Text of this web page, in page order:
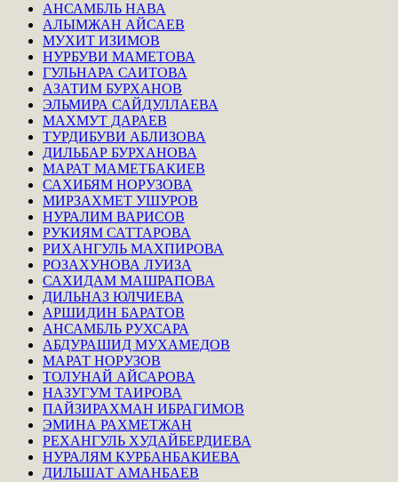
АНСАМБЛЬ НАВА
АЛЫМЖАН АЙСАЕВ
МУХИТ ИЗИМОВ
НУРБУВИ МАМЕТОВА
ГУЛЬНАРА САИТОВА
АЗАТИМ БУРХАНОВ
ЭЛЬМИРА САЙДУЛЛАЕВА
МАХМУТ ДАРАЕВ
ТУРДИБУВИ АБЛИЗОВА
ДИЛЬБАР БУРХАНОВА
МАРАТ МАМЕТБАКИЕВ
САХИБЯМ НОРУЗОВА
МИРЗАХМЕТ УШУРОВ
НУРАЛИМ ВАРИСОВ
РУКИЯМ САТТАРОВА
РИХАНГУЛЬ МАХПИРОВА
РОЗАХУНОВА ЛУИЗА
САХИДАМ МАШРАПОВА
ДИЛЬНАЗ ЮЛЧИЕВА
АРШИДИН БАРАТОВ
АНСАМБЛЬ РУХСАРА
АБДУРАШИД МУХАМЕДОВ
МАРАТ НОРУЗОВ
ТОЛУНАЙ АЙСАРОВА
НАЗУГУМ ТАИРОВА
ПАЙЗИРАХМАН ИБРАГИМОВ
ЭМИНА РАХМЕТЖАН
РЕХАНГУЛЬ ХУДАЙБЕРДИЕВА
НУРАЛЯМ КУРБАНБАКИЕВА
ДИЛЬШАТ АМАНБАЕВ